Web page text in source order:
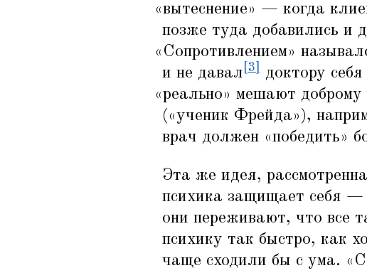
«вытеснение» — когда
позже туда добавились и
« Сопротивлением»
и не давал [3] доктору
«реально» мешают
(«ученик Фрейда»),
врач должен «победить»
Эта же идея,
психика защищает себя —
они переживают, что все
психику так быстро, как
чаще сходили бы с ума. «